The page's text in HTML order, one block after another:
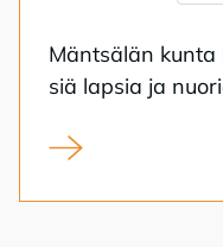
Mänt­sä­län
siä lap­sia ja
Syksyn 2026